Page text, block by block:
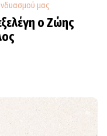
μας
ο Ζώης